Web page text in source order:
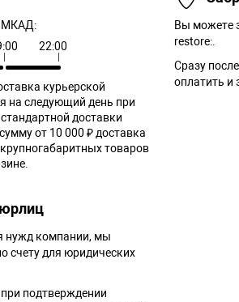
МКАД:
22:00
курьерской
на следующий день при
доставки
от 10 000 ₽ доставка
товаров
Вы можете
restore:.
Сразу
оплатить и
нужд компании, мы
счету для юридических
подтверждении